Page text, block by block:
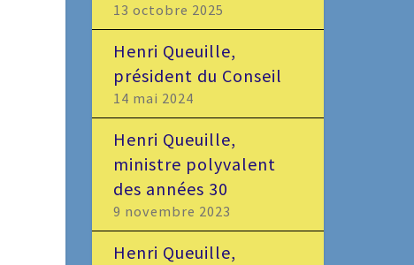
13 octobre 2025
Henri Queuille,
président du Conseil
14 mai 2024
Henri Queuille,
ministre polyvalent
des années 30
9 novembre 2023
Henri Queuille,